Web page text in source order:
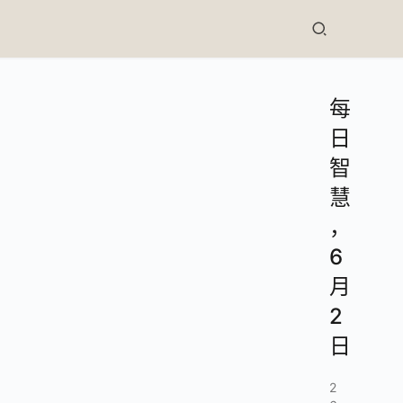
每
日
智
慧
，
6
月
2
日
2